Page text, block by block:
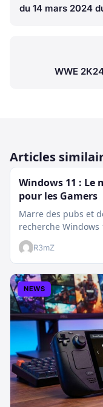
du 14 mars 2024
WWE
Articles
Windows 11 : Le
pour les Gamers
Marre des pubs et
recherche
nettoyage…
R3mZ
NEWS